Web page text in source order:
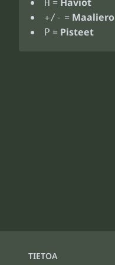
H
+/- = Maaliero
P = Pisteet
TIETOA